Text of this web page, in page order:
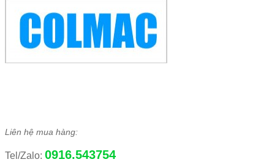
Liên hệ mua hàng:
Tel/Zalo: 0916.543754